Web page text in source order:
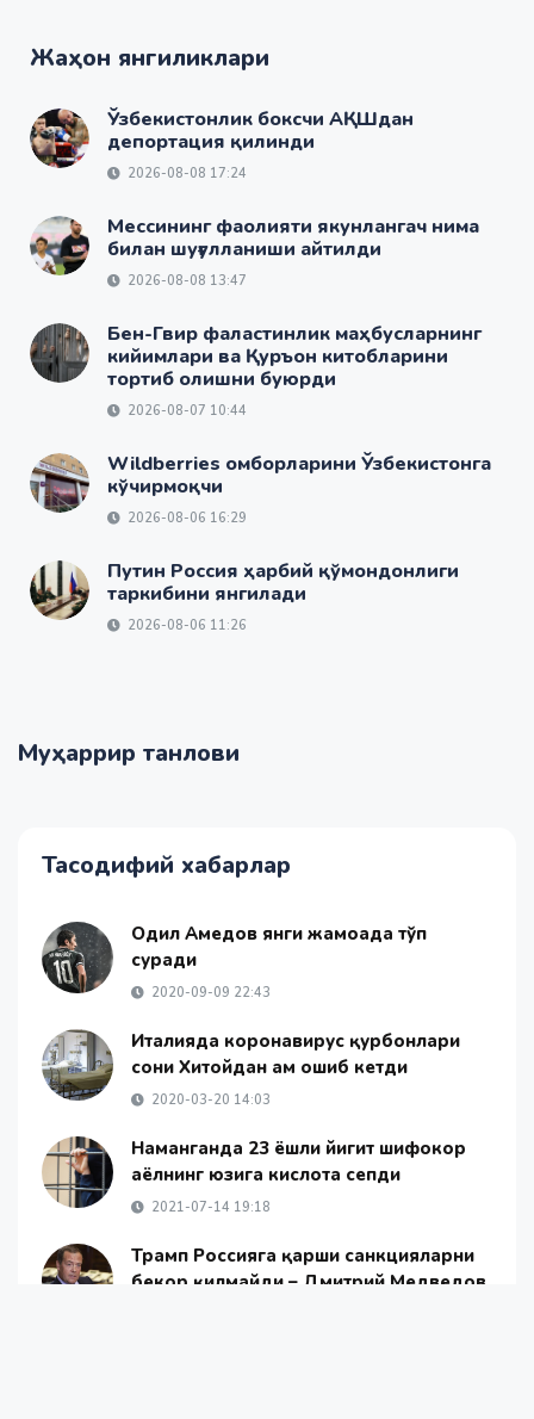
Жаҳон янгиликлари
Ўзбекистонлик боксчи АҚШдан
депортация қилинди
2026-08-08 17:24
Мессининг фаолияти якунлангач нима
билан шуғулланиши айтилди
2026-08-08 13:47
Бен-Гвир фаластинлик маҳбусларнинг
кийимлари ва Қуръон китобларини
тортиб олишни буюрди
2026-08-07 10:44
Wildberries омборларини Ўзбекистонга
кўчирмоқчи
2026-08-06 16:29
Путин Россия ҳарбий қўмондонлиги
таркибини янгилади
2026-08-06 11:26
Муҳаррир танлови
Тасодифий хабарлар
Одил Aҳмедов янги жамоада тўп
суради
2020-09-09 22:43
Италияда коронавирус қурбонлари
сони Хитойдан ҳам ошиб кетди
2020-03-20 14:03
Наманганда 23 ёшли йигит шифокор
аёлнинг юзига кислота сепди
2021-07-14 19:18
Трамп Россияга қарши санкцияларни
бекор қилмайди – Дмитрий Медведов